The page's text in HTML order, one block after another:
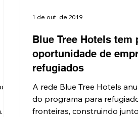
Blue Tree Hotels tem
oportunidade de
refugiados
A rede Blue Tree Hotels
do programa para
fronteiras, construindo
1 de out. de 2019